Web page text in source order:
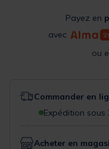
Payez en
avec
Commander en
Expédition sous
Acheter en